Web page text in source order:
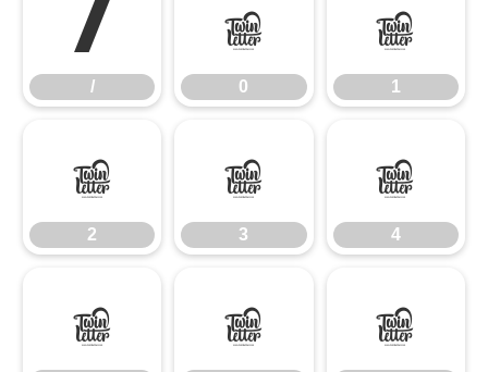
/
/
0
0
1
1
2
2
3
3
4
4
5 6 7